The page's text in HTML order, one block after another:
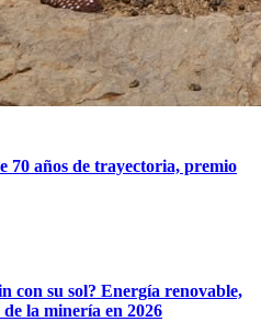
70 años de trayectoria, premio
con su sol? Energía renovable,
la minería en 2026